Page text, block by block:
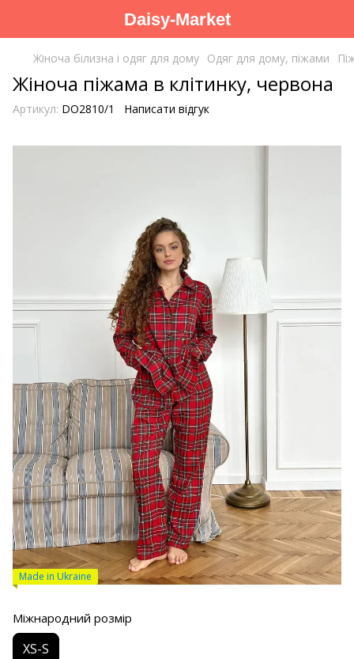
Daisy-Market
Жіноча білизна і одяг для дому Одяг для дому, піжами
Жіноча піжама в клітинку, червона
Артикул: DO2810/1 Написати відгук
Made in Ukraine
Міжнародний розмір
XS-S